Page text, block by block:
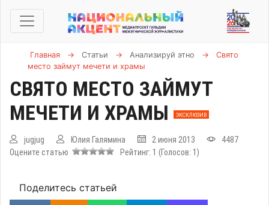
Главная → Статьи → Анализируй этно →
Свято
место займут мечети и храмы
СВЯТО МЕСТО ЗАЙМУТ
МЕЧЕТИ И ХРАМЫ
ЭКСКЛЮЗИВ
jugjug Юлия Галямина 2 июня 2013
4487
Оцените статью
Рейтинг: 1 (Голосов: 1 )
Поделитесь статьей